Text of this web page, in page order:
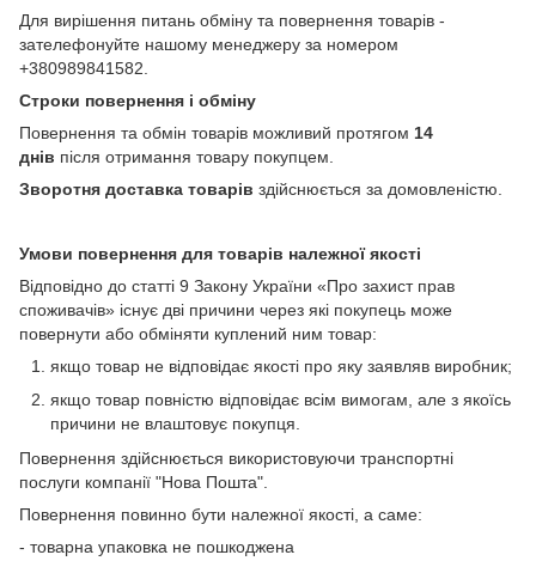
Для вирішення питань обміну та повернення товарів -
зателефонуйте нашому менеджеру за номером
+380989841582.
Строки повернення і обміну
Повернення та обмін товарів можливий протягом 14
днів після отримання товару покупцем.
Зворотня доставка товарів здійснюється за домовленістю.
Умови повернення для товарів належної якості
Відповідно до статті 9 Закону України «Про захист прав
споживачів» існує дві причини через які покупець може
повернути або обміняти куплений ним товар:
якщо товар не відповідає якості про яку заявляв виробник;
якщо товар повністю відповідає всім вимогам, але з якоїсь
причини не влаштовує покупця.
Повернення здійснюється використовуючи транспортні
послуги компанії "Нова Пошта".
Повернення повинно бути належної якості, а саме:
- товарна упаковка не пошкоджена